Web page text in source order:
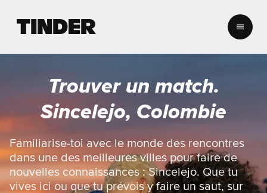
i
T
n
d
e
r
Trouver un match.
Sincelejo, Colombie
Familiarise-toi avec le monde des rencontres
dans une des meilleures villes pour faire de
nouvelles connaissances : Sincelejo. Que tu
vives ici ou que tu prévois y faire un saut, sur